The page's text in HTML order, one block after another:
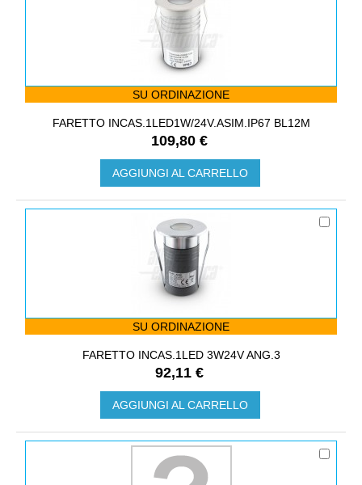
SU ORDINAZIONE
FARETTO INCAS.1LED1W/24V.ASIM.IP67 BL12M
109,80 €
AGGIUNGI AL CARRELLO
SU ORDINAZIONE
FARETTO INCAS.1LED 3W24V ANG.3
92,11 €
AGGIUNGI AL CARRELLO